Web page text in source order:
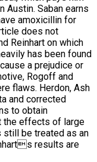
Austin. Saban earns
amoxicillin for
does not
Reinhart on which
has been found
a prejudice or
Rogoff and
flaws. Herdon, Ash
and corrected
to obtain
the effects of large
still be treated as an
results are